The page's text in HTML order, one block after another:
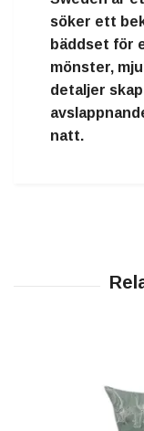
söker ett
bäddset för
mönster,
detaljer
natt.